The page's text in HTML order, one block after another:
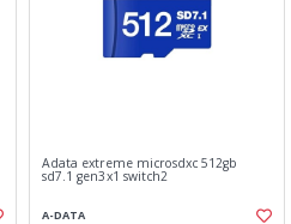
Adata extreme microsdxc 512gb
sd7.1 gen3x1 switch2
A-DATA